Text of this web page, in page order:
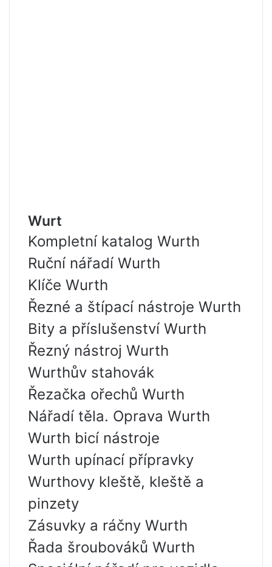
Wurt
Kompletní katalog Wurth
Ruční nářadí Wurth
Klíče Wurth
Řezné a štípací nástroje Wurth
Bity a příslušenství Wurth
Řezný nástroj Wurth
Wurthův stahovák
Řezačka ořechů Wurth
Nářadí těla. Oprava Wurth
Wurth bicí nástroje
Wurth upínací přípravky
Wurthovy kleště, kleště a
pinzety
Zásuvky a ráčny Wurth
Řada šroubováků Wurth